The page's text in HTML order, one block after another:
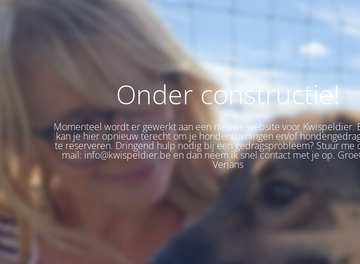
Onder constructie!
Momenteel wordt er gewerkt aan een nieuwe website voor Kwispeldier.
kan je hier opnieuw terecht om je hondentrainingen en/of
te reserveren. Dringend hulp nodig bij een gedragsprobleem? Stuur me
mail: info@kwispeldier.be en dan neem ik snel contact met je op.
Verjans